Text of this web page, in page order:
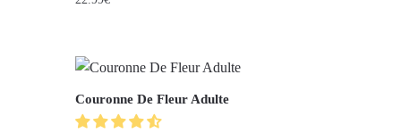
Couronne De Fleur Adulte